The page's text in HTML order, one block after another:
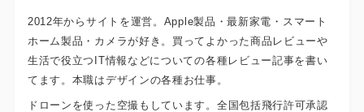
2012年からサイトを運営。Apple製品・最新家電・スマート
ホーム製品・カメラが好き。買ってよかった商品レビューや
生活で役立つIT情報などについての各種レビュー記事を書い
てます。本職はデザインの各種お仕事。
ドローンを使った空撮もしています。全国包括飛行許可承認